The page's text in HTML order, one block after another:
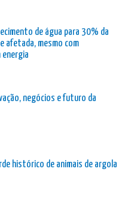
de água para 30% da
afetada, mesmo com
negócios e futuro da
histórico de animais de argola